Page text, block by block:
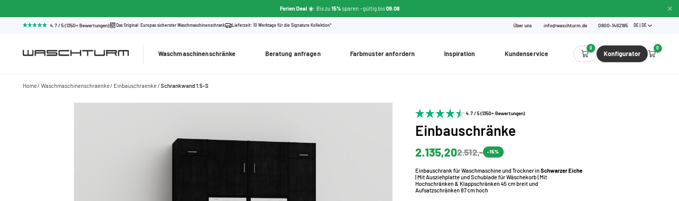
Ferien Deal ☀️: Bis zu15%sparen- gültig bis09.08
4.7 / 5 (1350+ Bewertungen) Das Original: Europas sicherster Waschmaschinenschrank Lieferzeit: 10 Werktage für die Signature Kollektion* Über uns info@waschturm.de 0800-1462185 DE | DE
Waschmaschinenschränke Beratung anfragen Farbmuster anfordern Inspiration Kundenservice
0
Konfigurator
0
Home Waschmaschinenschraenke Einbauschraenke Schrankwand 1.5-S
4.7 / 5 (1350+ Bewertungen)
Einbauschränke
2.135,202.512,- -15%
Einbauschrank für Waschmaschine und Trockner inSchwarzer Eiche
| Mit Ausziehplatte und Schublade für Wäschekorb | Mit
Hochschränken & Klappschränken 45 cm breit und
Aufsatzschränken 87 cm hoch